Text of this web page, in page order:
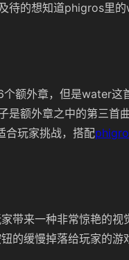
待的想知道phigros里
额外章，但是water这
额外章之中的第三首曲
合玩家挑战，搭配
带来一种非常惊艳的视
的缓慢掉落给玩家的游